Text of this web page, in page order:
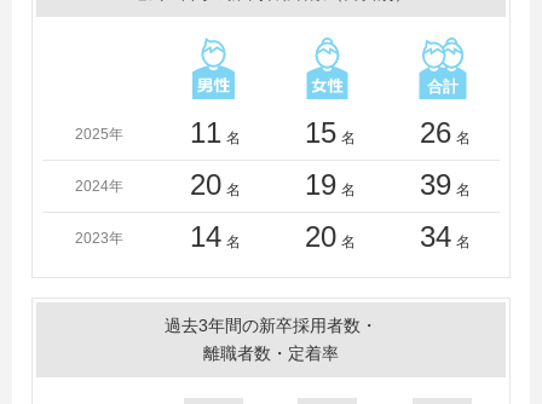
女子大学、法政大学、山口大学、京都橘大学、関東学院
大学、拓殖大学、名桜大学、広島大学、大阪産業大学、
広島経済大学、九州国際大学、東海学園大学、島根大
学、千葉大学、国士舘大学、名寄市立大学、県立広島大
大学、立正大学、平成国際大学、九州大学、京都大学、
同志社女子大学、西南女学院大学、中央学院大学、筑紫
＜短大・高専・専門学校＞
短期大学、福岡女学院大学短期大学部、中村学園大学短
分工業高等専門学校
2025年 11 名 15 名 26 名
2024年 20 名 19 名 39 名
2023年 14 名 20 名 34 名
過去3年間の新卒採用者数・
離職者数・定着率